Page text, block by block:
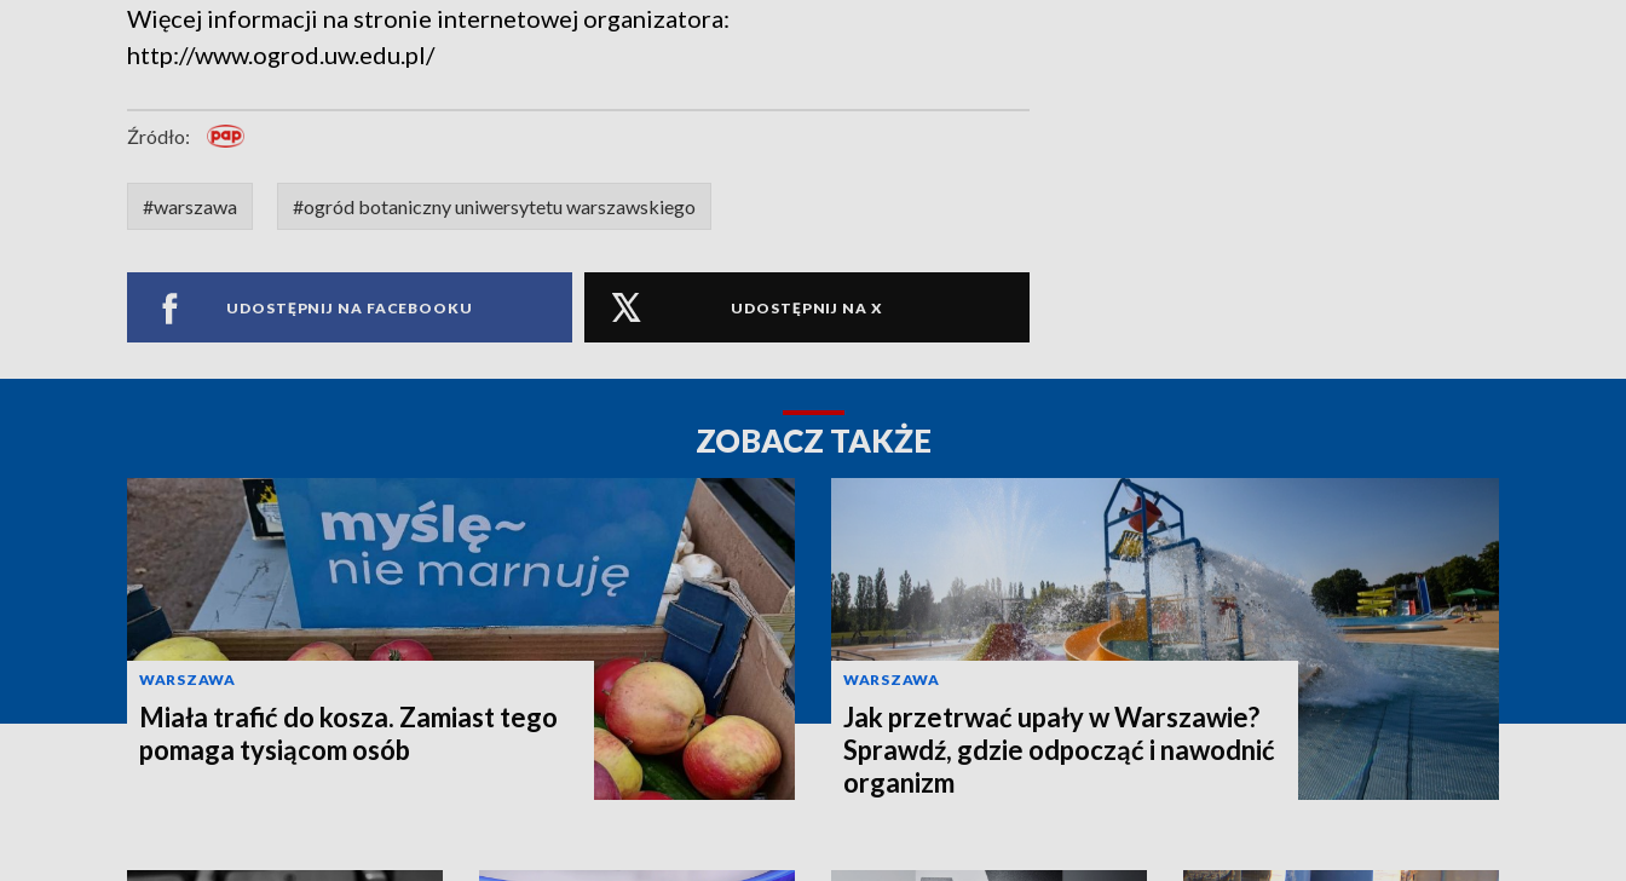
Więcej informacji na stronie internetowej organizatora:
http://www.ogrod.uw.edu.pl/
Źródło:
#warszawa #ogród botaniczny uniwersytetu warszawskiego
UDOSTĘPNIJ NA FACEBOOKU UDOSTĘPNIJ NA X
ZOBACZ TAKŻE
WARSZAWA
Miała trafić do kosza. Zamiast tego
pomaga tysiącom osób
WARSZAWA
Jak przetrwać upały w Warszawie?
Sprawdź, gdzie odpocząć i nawodnić
organizm